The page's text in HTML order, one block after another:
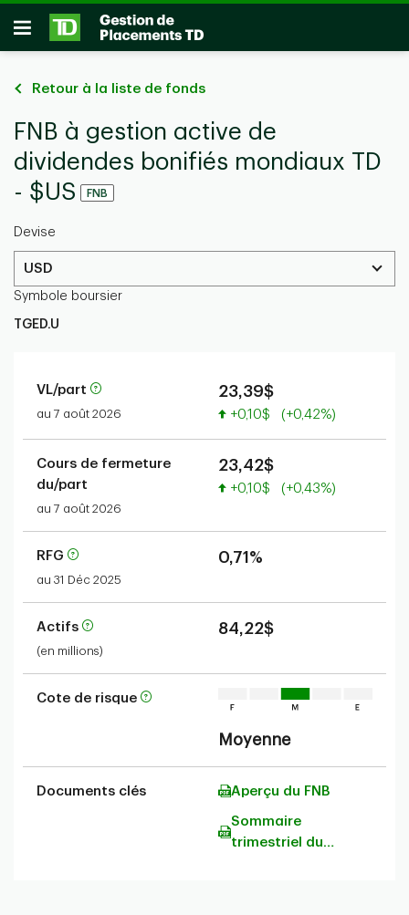
Passer au contenu principal
Ouvrir
Retour à la liste de fonds
FNB à gestion active de
dividendes bonifiés mondiaux TD
- $US
FNB
Devise
USD
Symbole boursier
TGED.U
VL/part
au 7 août 2026
23,39$
Valeur accrue
+0,10$ (+0,42%)
Cours de fermeture
du/part
au 7 août 2026
23,42$
Valeur accrue
+0,10$ (+0,43%)
RFG
au 31 Déc 2025
0,71%
Actifs
(en millions)
84,22$
Cote de risque
Moyenne
Documents clés Aperçu du FNB
Sommaire
trimestriel du